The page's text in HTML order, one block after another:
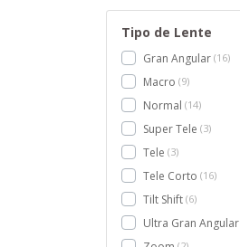
Tipo de Lente
Gran Angular 16
Macro 9
Normal 14
Super Tele 3
Tele 3
Tele Corto 16
Tilt Shift 6
Ultra Gran Angular